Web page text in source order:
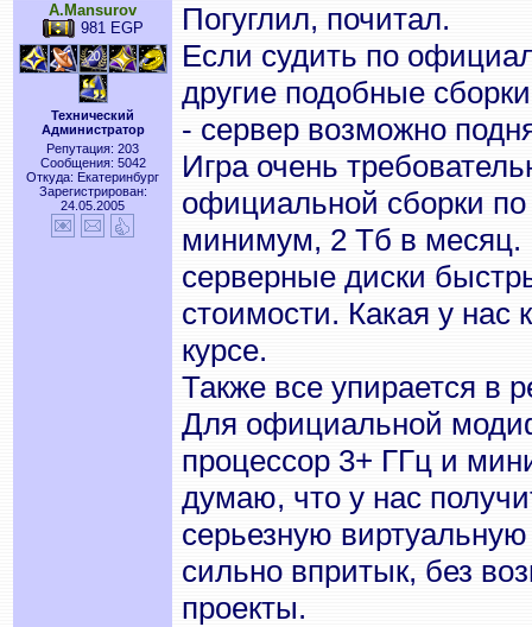
A.Mansurov
981 EGP
Технический
Администратор
Репутация: 203
Сообщения: 5042
Откуда: Екатеринбург
Зарегистрирован:
24.05.2005
Погуглил, почитал.
Если судить по
другие подобные
- сервер возможно
Игра очень
официальной сборки
минимум, 2 Тб в месяц.
серверные диски
стоимости. Какая у нас
курсе.
Также все упирается в
Для официальной
процессор 3+ ГГц и
думаю, что у нас
серьезную
сильно впритык, без
проекты.